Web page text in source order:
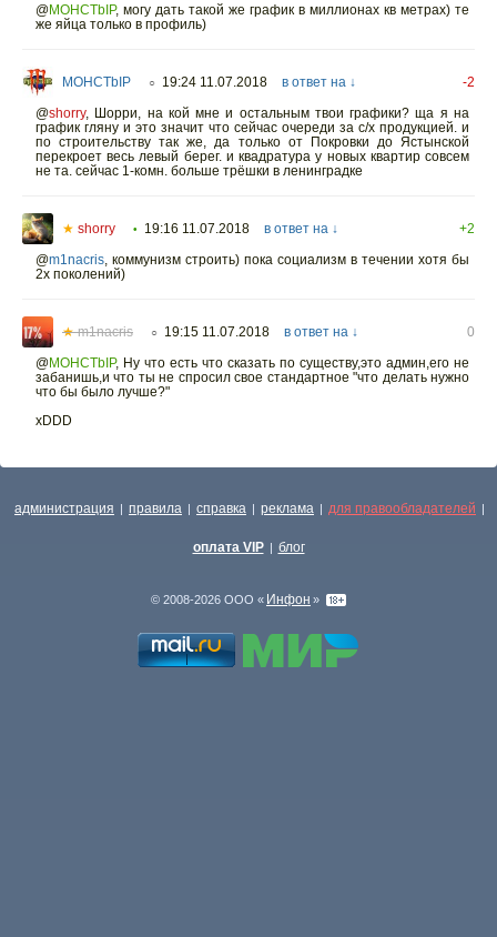
@MOHCTbIP, могу дать такой же график в миллионах кв метрах) те
же яйца только в профиль)
MOHCTbIP ○ 19:24 11.07.2018 в ответ на ↓
-2
@shorry, Шорри, на кой мне и остальным твои графики? ща я на
график гляну и это значит что сейчас очереди за с/х продукцией. и
по строительству так же, да только от Покровки до Ястынской
перекроет весь левый берег. и квадратура у новых квартир совсем
не та. сейчас 1-комн. больше трёшки в ленинградке
★ shorry • 19:16 11.07.2018 в ответ на ↓
+2
@m1nacris коммунизм строить) пока социализм в течении хотя бы
2х поколений)
★m1nacris ○ 19:15 11.07.2018 в ответ на ↓
0
@MOHCTbIP, Ну что есть что сказать по существу,это админ,его не
забанишь,и что ты не спросил свое стандартное "что делать нужно
что бы было лучше?"
xDDD
администрация | правила | справка | реклама | для правообладателей |
оплата VIP | блог
© 2008-2026 ООО « Инфон »